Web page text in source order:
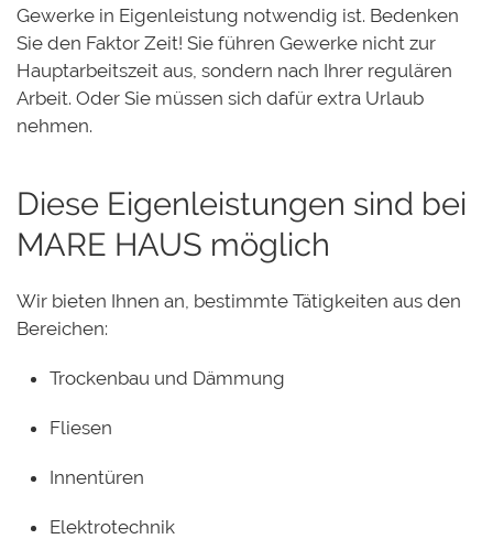
Gewerke in Eigenleistung notwendig ist. Bedenken
Sie den Faktor Zeit! Sie führen Gewerke nicht zur
Hauptarbeitszeit aus, sondern nach Ihrer regulären
Arbeit. Oder Sie müssen sich dafür extra Urlaub
nehmen.
Diese Eigenleistungen sind bei
MARE HAUS möglich
Wir bieten Ihnen an, bestimmte Tätigkeiten aus den
Bereichen:
Trockenbau und Dämmung
Fliesen
Innentüren
Elektrotechnik